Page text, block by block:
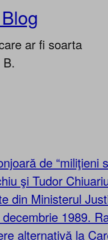
ar fi soarta
de “miliţieni
şi Tudor
din Ministerul
1989.
alternativă la